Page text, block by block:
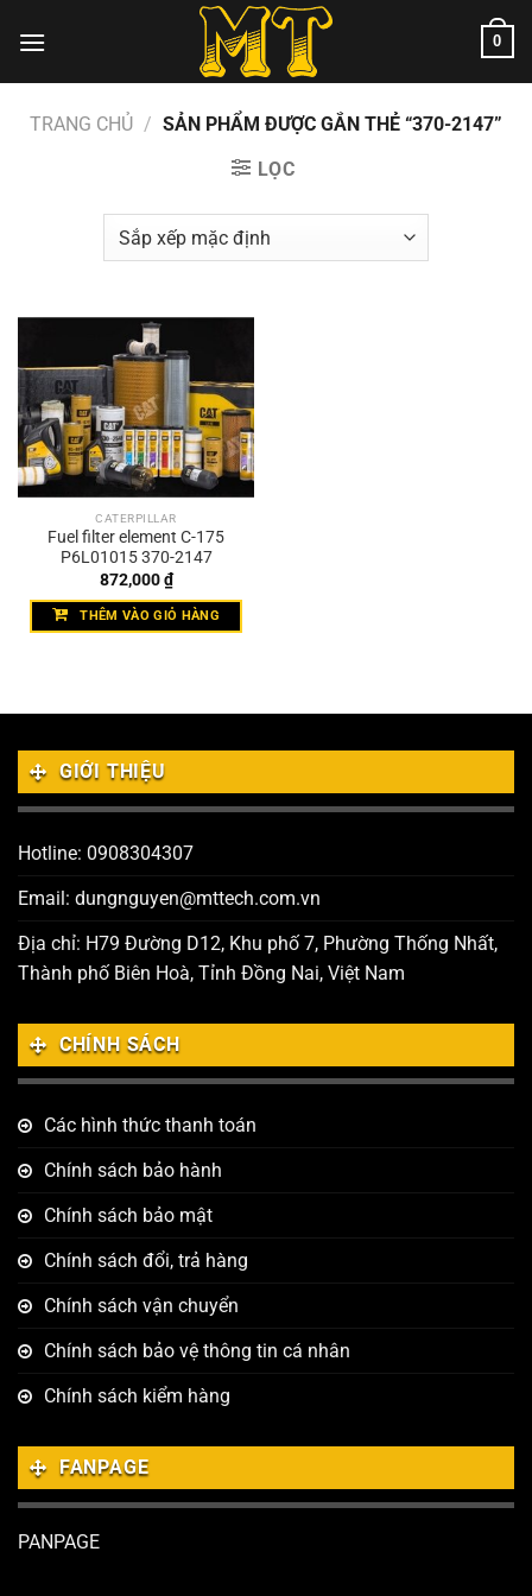
đến
0
TRANG CHỦ / SẢN PHẨM ĐƯỢC GẮN THẺ “370-2147”
LỌC
CATERPILLAR
Fuel filter element C-175
P6L01015 370-2147
872,000₫
THÊM VÀO GIỎ HÀNG
GIỚI THIỆU
Hotline: 0908304307
Email: dungnguyen@mttech.com.vn
Địa chỉ: H79 Đường D12, Khu phố 7, Phường Thống Nhất,
Thành phố Biên Hoà, Tỉnh Đồng Nai, Việt Nam
CHÍNH SÁCH
Các hình thức thanh toán
Chính sách bảo hành
Chính sách bảo mật
Chính sách đổi, trả hàng
Chính sách vận chuyển
Chính sách bảo vệ thông tin cá nhân
Chính sách kiểm hàng
FANPAGE
PANPAGE